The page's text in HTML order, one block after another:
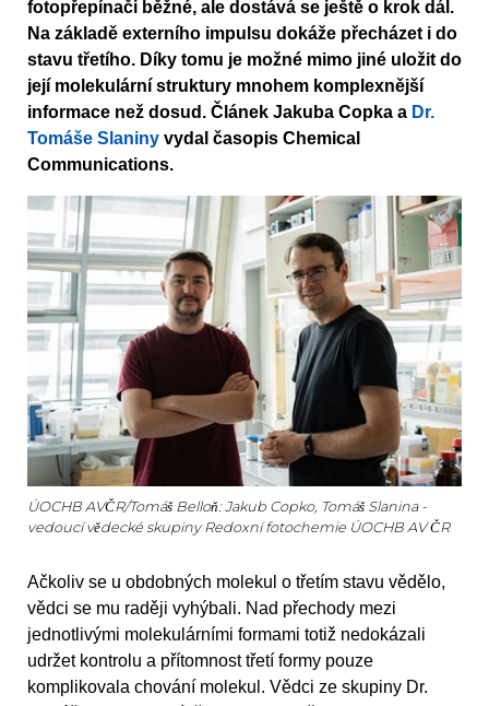
fotopřepínači běžné, ale dostává se ještě o krok dál.
Na základě externího impulsu dokáže přecházet i do
stavu třetího. Díky tomu je možné mimo jiné uložit do
její molekulární struktury mnohem komplexnější
informace než dosud. Článek Jakuba Copka a Dr.
Tomáše Slaniny vydal časopis Chemical
Communications.
ÚOCHB AVČR/Tomáš Belloň: Jakub Copko, Tomáš Slanina -
vedoucí vědecké skupiny Redoxní fotochemie ÚOCHB AV ČR
Ačkoliv se u obdobných molekul o třetím stavu vědělo,
vědci se mu raději vyhýbali. Nad přechody mezi
jednotlivými molekulárními formami totiž nedokázali
udržet kontrolu a přítomnost třetí formy pouze
komplikovala chování molekul. Vědci ze skupiny Dr.